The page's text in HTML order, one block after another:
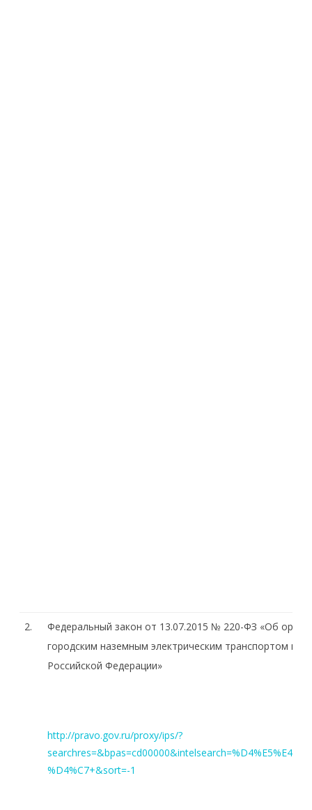
2.
Федеральный закон от 13.07.2015 № 220-ФЗ «Об
городским наземным электрическим транспортом в
Российской Федерации»
http://pravo.gov.ru/proxy/ips/?
%D4%C7+&sort=-1